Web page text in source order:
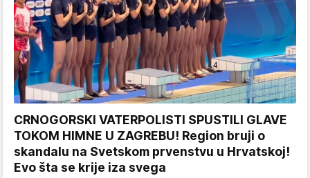
CRNOGORSKI VATERPOLISTI SPUSTILI GLAVE
TOKOM HIMNE U ZAGREBU! Region bruji o
skandalu na Svetskom prvenstvu u Hrvatskoj!
Evo šta se krije iza svega